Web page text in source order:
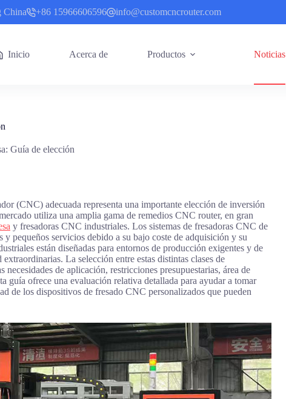
China +86 15966606596 info@customcncrouter.com
Inicio Acerca de Productos Noticias
Guía de elección
(CNC) adecuada representa una importante elección de inversión
utiliza una amplia gama de remedios CNC router, en gran
y fresadoras CNC industriales. Los sistemas de fresadoras CNC de
pequeños servicios debido a su bajo coste de adquisición y su
están diseñadas para entornos de producción exigentes y de
La selección entre estas distintas clases de
de aplicación, restricciones presupuestarias, área de
ofrece una evaluación relativa detallada para ayudar a tomar
de los dispositivos de fresado CNC personalizados que pueden